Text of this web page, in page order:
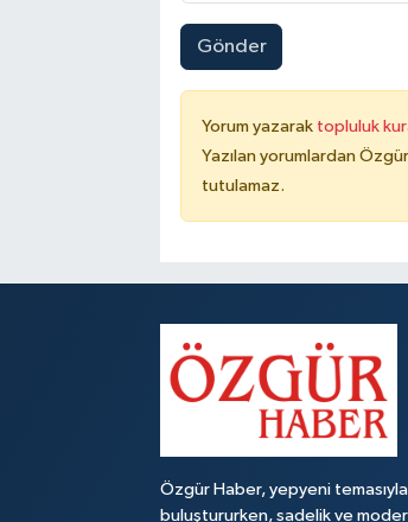
Gönder
Yorum yazarak topluluk
Yazılan yorumlardan
tutulamaz.
Özgür Haber, yepyeni
buluştururken, sadelik ve